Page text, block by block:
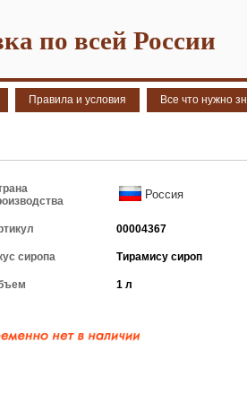
по всей России
Правила и условия Все что нужно
Россия
00004367
сиропа Тирамису сироп
1 л